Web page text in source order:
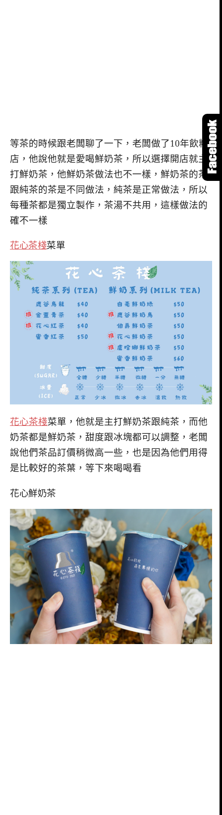
等茶的時候跟老闆聊了一下，老闆做了10年飲料
店，他說他就是愛喝鮮奶茶，所以選擇開店就主
打鮮奶茶，他鮮奶茶做法也不一樣，鮮奶茶的茶
跟純茶的茶是不同做法，純茶是正常做法，所以
每種茶都是獨立製作，茶湯不共用，這樣做法的
確不一樣
花心茶棧菜單
花心茶棧菜單，他就是主打鮮奶茶跟純茶，而他
奶茶都是鮮奶茶，甜度跟冰塊都可以調整，老闆
說他們茶品訂價稍微高一些，也是因為他們用得
是比較好的茶葉，等下來喝喝看
花心鮮奶茶